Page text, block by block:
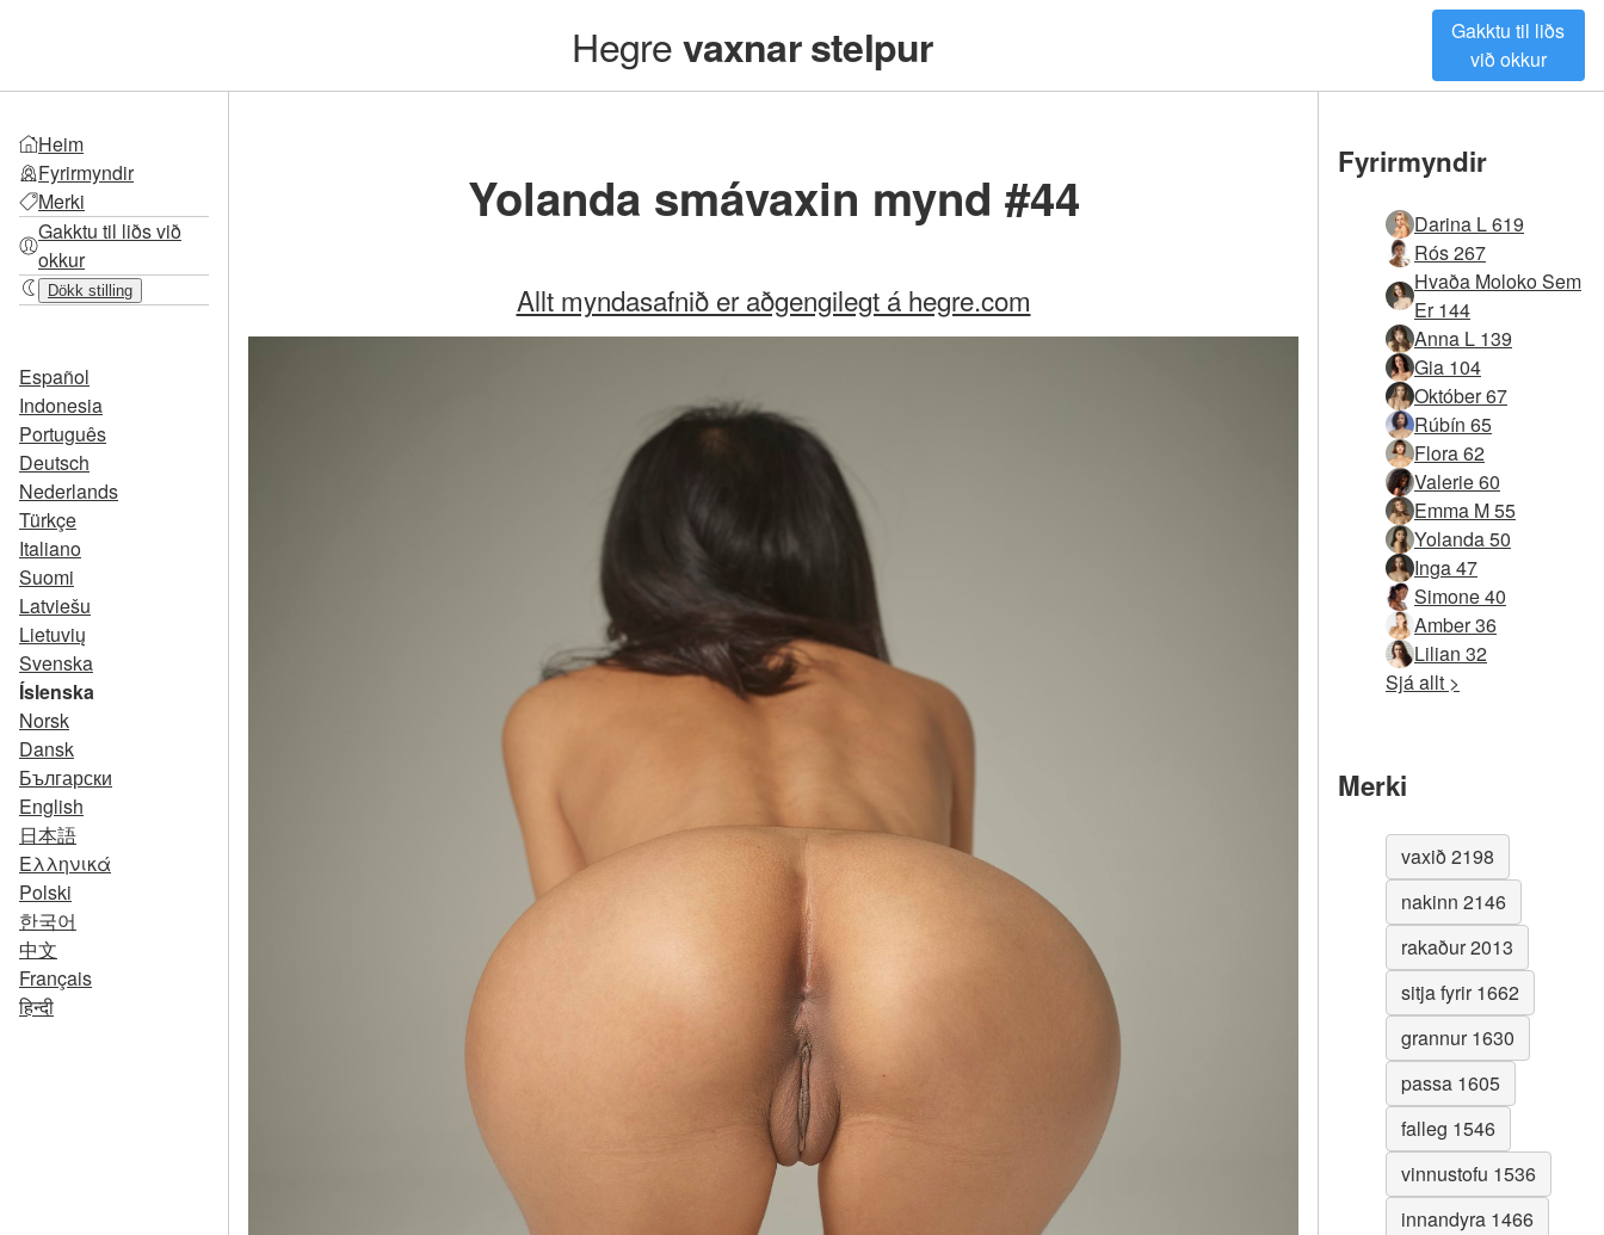
Hegrevaxnar stelpur
Gakktu til liðs
við okkur
Heim
Fyrirmyndir
Merki
Gakktu til liðs við
okkur
Dökk stilling
Español
Indonesia
Português
Deutsch
Nederlands
Türkçe
Italiano
Suomi
Latviešu
Lietuvių
Svenska
Íslenska
Norsk
Dansk
Български
English
日本語
Ελληνικά
Polski
한국어
中文
Français
हिन्दी
Yolanda smávaxin mynd #44
Allt myndasafnið er aðgengilegt á hegre.com
Fyrirmyndir
Darina L 619
Rós 267
Hvaða Moloko Sem
Er 144
Anna L 139
Gia 104
Október 67
Rúbín 65
Flora 62
Valerie 60
Emma M 55
Yolanda 50
Inga 47
Simone 40
Amber 36
Lilian 32
Sjá allt >
Merki
vaxið 2198
nakinn 2146
rakaður 2013
sitja fyrir 1662
grannur 1630
passa 1605
falleg 1546
vinnustofu 1536
innandyra 1466